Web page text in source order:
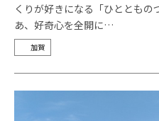
くりが好きになる「ひととも
あ、好奇心を全開に…
加賀